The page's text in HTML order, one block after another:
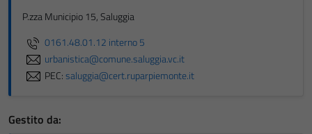
P.zza Municipio 15, Saluggia
0161.48.01.12 interno 5
urbanistica@comune.saluggia.vc.it
PEC:saluggia@cert.ruparpiemonte.it
Gestito da: